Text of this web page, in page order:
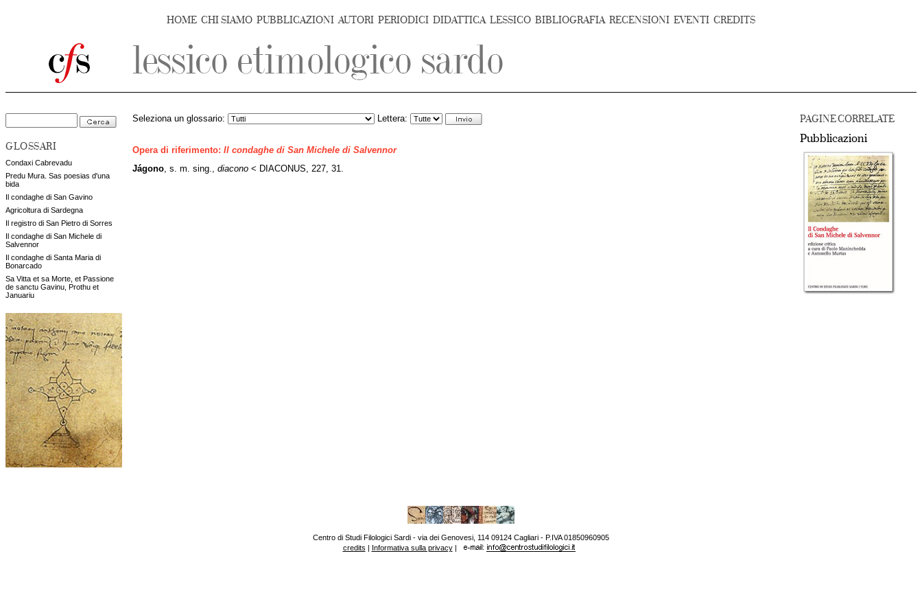
HOME CHI SIAMO PUBBLICAZIONI AUTORI PERIODICI DIDATTICA LESSICO BIBLIOGRAFIA RECENSIONI EVENTI CREDITS
GLOSSARI
Condaxi Cabrevadu
Predu Mura. Sas poesias d'una
bida
Il condaghe di San Gavino
Agricoltura di Sardegna
Il registro di San Pietro di Sorres
Il condaghe di San Michele di
Salvennor
Il condaghe di Santa Maria di
Bonarcado
Sa Vitta et sa Morte, et Passione
de sanctu Gavinu, Prothu et
Januariu
PAGINE CORRELATE
Pubblicazioni
Seleziona un glossario: Lettera:
Opera di riferimento: Il condaghe di San Michele di Salvennor
Jágono , s. m. sing., diacono < DIACONUS, 227, 31.
Centro di Studi Filologici Sardi - via dei Genovesi, 114 09124 Cagliari - P.IVA 01850960905
credits | Informativa sulla privacy|